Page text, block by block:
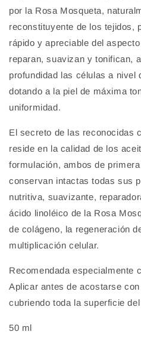
por la Rosa Mosqueta,
reconstituyente de los tejidos,
rápido y apreciable del
reparan, suavizan y tonifican,
profundidad las células a nivel
dotando a la piel de máxima
uniformidad.
El secreto de las reconocidas
reside en la calidad de los
formulación, ambos de
conservan intactas todas sus
nutritiva, suavizante,
ácido linoléico de la Rosa
de colágeno, la regeneración
multiplicación celular.
Recomendada especialmente
Aplicar antes de acostarse
cubriendo toda la superficie
50 ml